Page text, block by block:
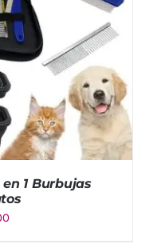
1 Burbujas